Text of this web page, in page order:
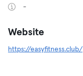
-
Website
https://easyfitness.club/